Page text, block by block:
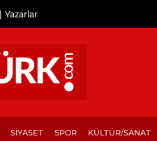
Yazarlar
SİYASET SPOR KÜLTÜR/SANAT